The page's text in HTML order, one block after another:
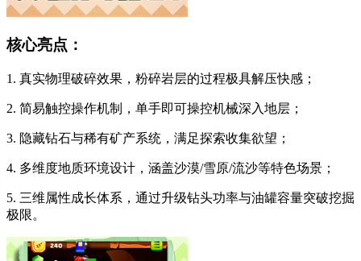
核心亮点：
1. 真实物理破碎效果，粉碎岩层的过程极具解压快感；
2. 简易触控操作机制，单手即可操控机械深入地层；
3. 隐藏钻石与稀有矿产系统，满足探索收集欲望；
4. 多维度地质环境设计，涵盖沙漠/雪原/流沙等特色场景；
5. 三维属性成长体系，通过升级钻头功率与油罐容量突破挖掘
极限。